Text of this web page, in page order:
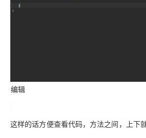
编辑
这样的话方便查看代码，方法之间，上下